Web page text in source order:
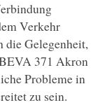
Verkehr
die Gelegenheit,
371 Akron
Probleme in
zu sein.